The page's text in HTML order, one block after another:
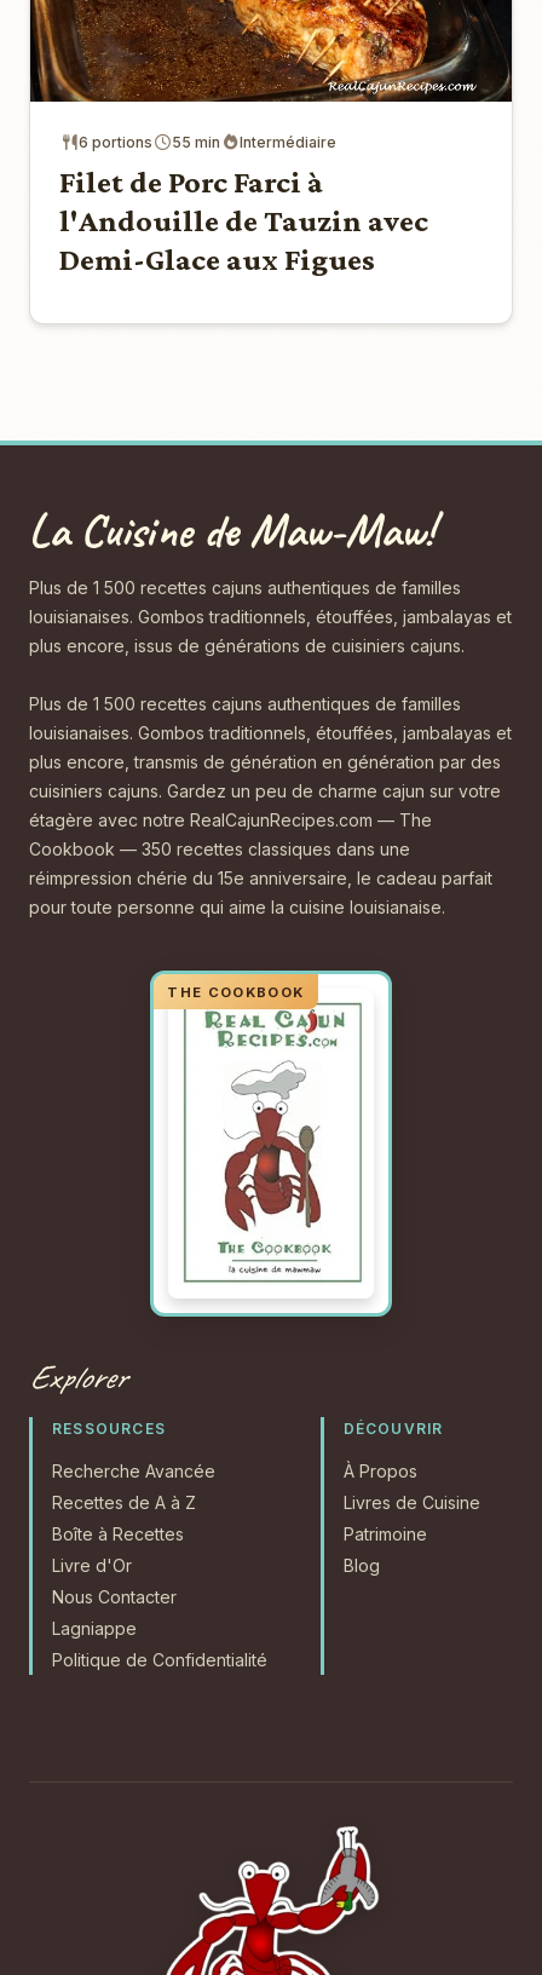
6 portions 55 min Intermédiaire
Filet de Porc Farci à
l'Andouille de Tauzin avec
Demi-Glace aux Figues
La Cuisine de Maw-Maw!
Plus de 1 500 recettes cajuns authentiques de familles
louisianaises. Gombos traditionnels, étouffées, jambalayas et
plus encore, issus de générations de cuisiniers cajuns.
Plus de 1 500 recettes cajuns authentiques de familles
louisianaises. Gombos traditionnels, étouffées, jambalayas et
plus encore, transmis de génération en génération par des
cuisiniers cajuns. Gardez un peu de charme cajun sur votre
étagère avec notre RealCajunRecipes.com — The
Cookbook — 350 recettes classiques dans une
réimpression chérie du 15e anniversaire, le cadeau parfait
pour toute personne qui aime la cuisine louisianaise.
Explorer
RESSOURCES
Recherche Avancée
Recettes de A à Z
Boîte à Recettes
Livre d'Or
Nous Contacter
Lagniappe
Politique de Confidentialité
DÉCOUVRIR
À Propos
Livres de Cuisine
Patrimoine
Blog